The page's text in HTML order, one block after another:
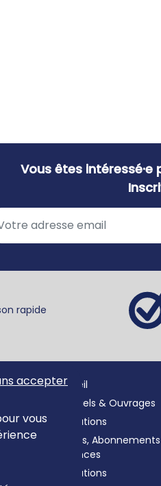
Vous êtes
rapide
Accueil
Matériels & Ouvrages
Évaluations
Revues, Abonnements
annonces
Formations
accepter
vous